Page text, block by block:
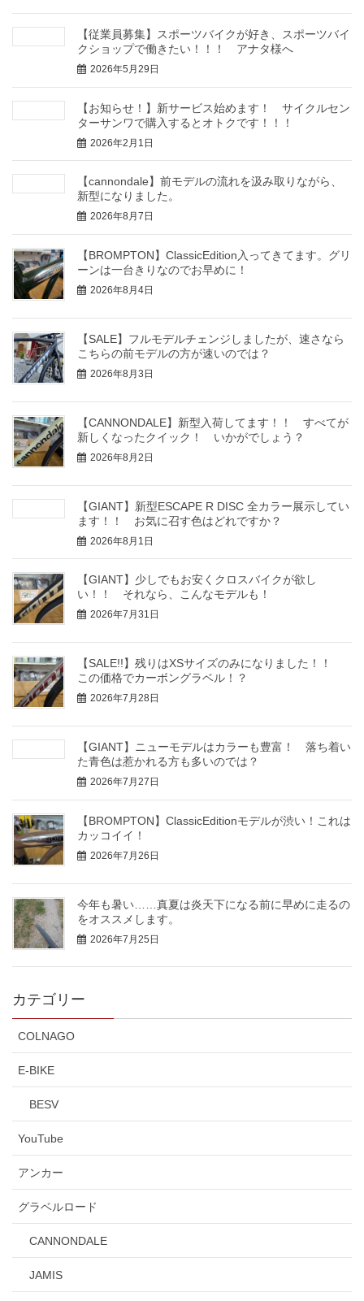
【従業員募集】スポーツバイクが好き、スポーツバイ
クショップで働きたい！！！ アナタ様へ
2026年5月29日
【お知らせ！】新サービス始めます！ サイクルセン
ターサンワで購入するとオトクです！！！
2026年2月1日
【cannondale】前モデルの流れを汲み取りながら、
新型になりました。
2026年8月7日
【BROMPTON】ClassicEdition入ってきてます。グリ
ーンは一台きりなのでお早めに！
2026年8月4日
【SALE】フルモデルチェンジしましたが、速さなら
こちらの前モデルの方が速いのでは？
2026年8月3日
【CANNONDALE】新型入荷してます！！ すべてが
新しくなったクイック！ いかがでしょう？
2026年8月2日
【GIANT】新型ESCAPE R DISC 全カラー展示してい
ます！！ お気に召す色はどれですか？
2026年8月1日
【GIANT】少しでもお安くクロスバイクが欲し
い！！ それなら、こんなモデルも！
2026年7月31日
【SALE!!】残りはXSサイズのみになりました！！
この価格でカーボングラベル！？
2026年7月28日
【GIANT】ニューモデルはカラーも豊富！ 落ち着い
た青色は惹かれる方も多いのでは？
2026年7月27日
【BROMPTON】ClassicEditionモデルが渋い！これは
カッコイイ！
2026年7月26日
今年も暑い……真夏は炎天下になる前に早めに走るの
をオススメします。
2026年7月25日
カテゴリー
COLNAGO
E-BIKE
BESV
YouTube
アンカー
グラベルロード
CANNONDALE
JAMIS